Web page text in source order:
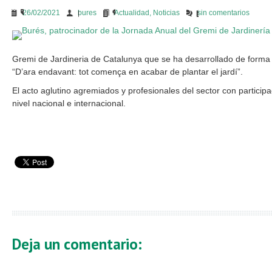
26/02/2021 bures Actualidad , Noticias sin comentarios
Gremi de Jardineria de Catalunya que se ha desarrollado de
“D’ara endavant: tot comença en acabar de plantar el jardí”.
El acto aglutino agremiados y profesionales del sector con
nivel nacional e internacional.
Deja un comentario: